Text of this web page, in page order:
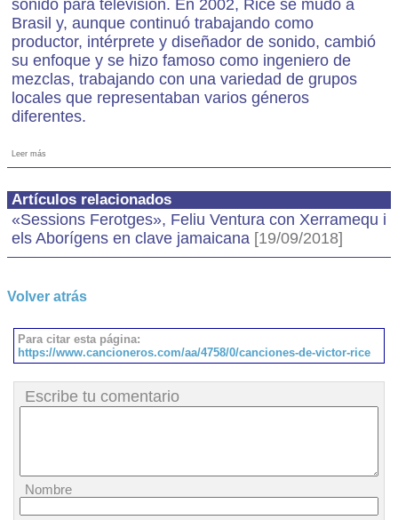
sonido para televisión. En 2002, Rice se mudó a
Brasil y, aunque continuó trabajando como
productor, intérprete y diseñador de sonido, cambió
su enfoque y se hizo famoso como ingeniero de
mezclas, trabajando con una variedad de grupos
locales que representaban varios géneros
diferentes.
Leer más
Artículos relacionados
«Sessions Ferotges», Feliu Ventura con Xerramequ i
els Aborígens en clave jamaicana [19/09/2018]
Volver atrás
Para citar esta página:
https://www.cancioneros.com/aa/4758/0/canciones-de-victor-rice
Escribe tu comentario
Nombre